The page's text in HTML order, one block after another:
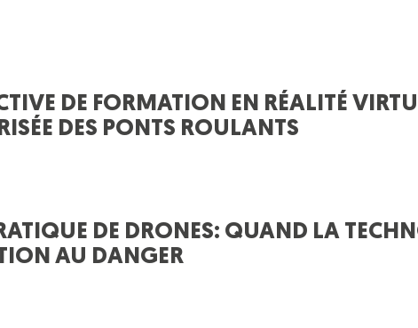
DE FORMATION EN RÉALITÉ
DES PONTS ROULANTS
DE DRONES: QUAND LA
AU DANGER